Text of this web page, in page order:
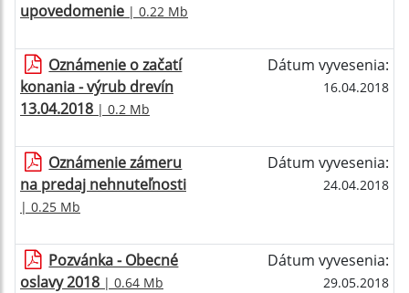
upovedomenie | 0.22 Mb
Oznámenie o začatí
konania - výrub drevín
13.04.2018 | 0.2 Mb
Dátum vyvesenia:
16.04.2018
Oznámenie zámeru
na predaj nehnuteľnosti
| 0.25 Mb
Dátum vyvesenia:
24.04.2018
Pozvánka - Obecné
oslavy 2018 | 0.64 Mb
Dátum vyvesenia:
29.05.2018